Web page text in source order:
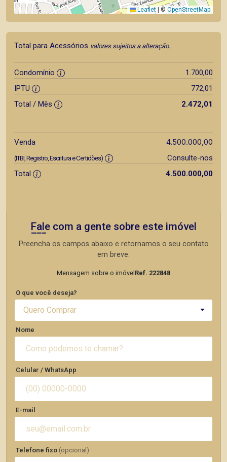
Leaflet © OpenStreetMap
Total para Acessórios valores sujeitos a alteração.
Condomínio
1.700,00
IPTU
772,01
Total / Mês
2.472,01
Venda 4.500.000,00
(ITBI, Registro, Escritura e Certidões)
Consulte-nos
Total
4.500.000,00
Fale com a gente sobre este imóvel
Preencha os campos abaixo e retornamos o seu contato
em breve.
Mensagem sobre o imóvel Ref. 222848
O que você deseja?
Quero Comprar
Nome
Celular / WhatsApp
E-mail
Telefone fixo (opcional)